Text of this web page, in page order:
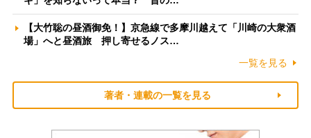
【大竹聡の昼酒御免！】京急線で多摩川越えて「川崎の大衆酒
場」へと昼酒旅 押し寄せるノス…
一覧を見る
著者・連載の一覧を見る